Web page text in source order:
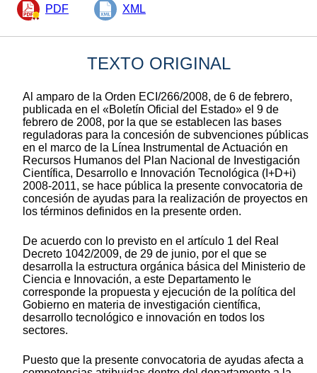
PDF XML
TEXTO ORIGINAL
Al amparo de la Orden ECI/266/2008, de 6 de febrero,
publicada en el «Boletín Oficial del Estado» el 9 de
febrero de 2008, por la que se establecen las bases
reguladoras para la concesión de subvenciones públicas
en el marco de la Línea Instrumental de Actuación en
Recursos Humanos del Plan Nacional de Investigación
Científica, Desarrollo e Innovación Tecnológica (I+D+i)
2008-2011, se hace pública la presente convocatoria de
concesión de ayudas para la realización de proyectos en
los términos definidos en la presente orden.
De acuerdo con lo previsto en el artículo 1 del Real
Decreto 1042/2009, de 29 de junio, por el que se
desarrolla la estructura orgánica básica del Ministerio de
Ciencia e Innovación, a este Departamento le
corresponde la propuesta y ejecución de la política del
Gobierno en materia de investigación científica,
desarrollo tecnológico e innovación en todos los
sectores.
Puesto que la presente convocatoria de ayudas afecta a